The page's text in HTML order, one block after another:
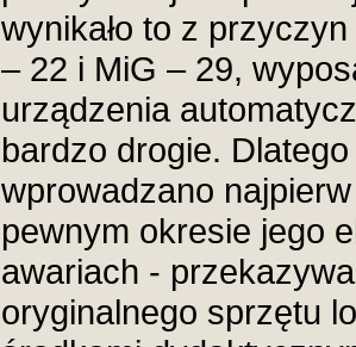
wynikało to z
– 22 i MiG – 29,
urządzenia
bardzo drogie.
wprowadzano
pewnym okresie jego
awariach -
oryginalnego sprzętu